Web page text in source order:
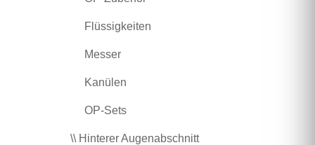
Flüssigkeiten
Messer
Kanülen
OP-Sets
\\ Hinterer Augenabschnitt